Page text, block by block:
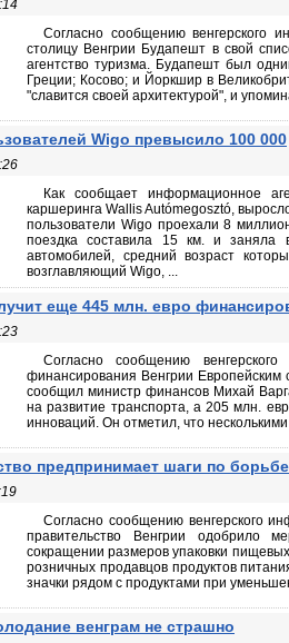
Согласно сообщению венгерского
столицу Венгрии Будапешт в свой
агентство туризма. Будапешт был
Греции; Косово; и Йоркшир в
"славится своей архитектурой", и
Wigo превысило 100 000
Как сообщает информационное
каршеринга Wallis Autómegosztó,
пользователи Wigo проехали 8
поездка составила 15 км. и заняла
автомобилей, средний возраст
возглавляющий Wigo, ...
еще 445 млн. евро
Согласно сообщению
финансирования Венгрии
сообщил министр финансов Михай
на развитие транспорта, а 205 млн.
инноваций. Он отметил, что
предпринимает шаги по
Согласно сообщению венгерского
правительство Венгрии одобрило
сокращении размеров упаковки
розничных продавцов продуктов
значки рядом с продуктами при
венграм не страшно